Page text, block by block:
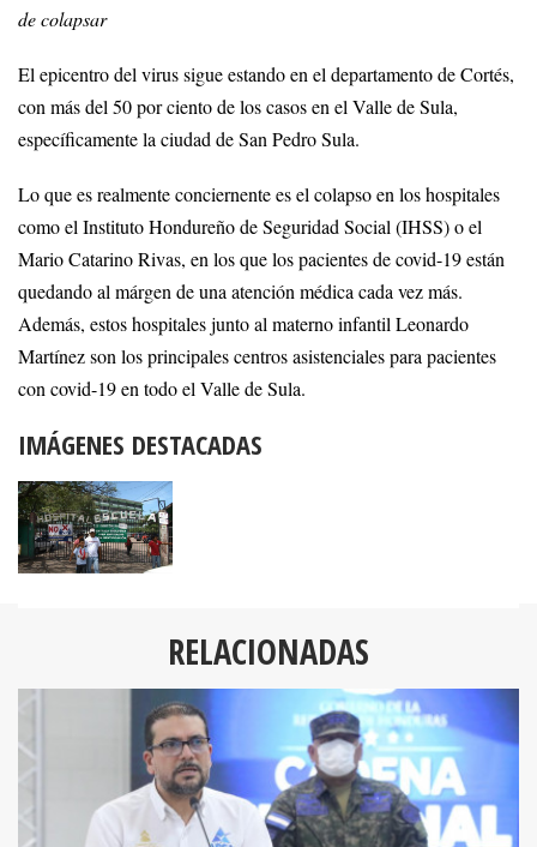
de colapsar
El epicentro del virus sigue estando en el departamento de Cortés,
con más del 50 por ciento de los casos en el Valle de Sula,
específicamente la ciudad de San Pedro Sula.
Lo que es realmente conciernente es el colapso en los hospitales
como el Instituto Hondureño de Seguridad Social (IHSS) o el
Mario Catarino Rivas, en los que los pacientes de covid-19 están
quedando al márgen de una atención médica cada vez más.
Además, estos hospitales junto al materno infantil Leonardo
Martínez son los principales centros asistenciales para pacientes
con covid-19 en todo el Valle de Sula.
IMÁGENES DESTACADAS
RELACIONADAS